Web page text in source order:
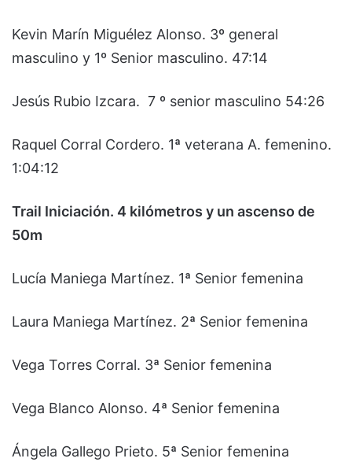
Kevin Marín Miguélez Alonso. 3º general
masculino y 1º Senior masculino. 47:14
Jesús Rubio Izcara. 7 º senior masculino 54:26
Raquel Corral Cordero. 1ª veterana A. femenino.
1:04:12
Trail Iniciación. 4 kilómetros y un ascenso de
50m
Lucía Maniega Martínez. 1ª Senior femenina
Laura Maniega Martínez. 2ª Senior femenina
Vega Torres Corral. 3ª Senior femenina
Vega Blanco Alonso. 4ª Senior femenina
Ángela Gallego Prieto. 5ª Senior femenina